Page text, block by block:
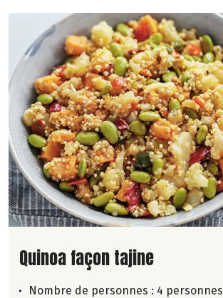
Lire la suite de la recette
Quinoa façon tajine
Nombre de personnes : 4 personnes